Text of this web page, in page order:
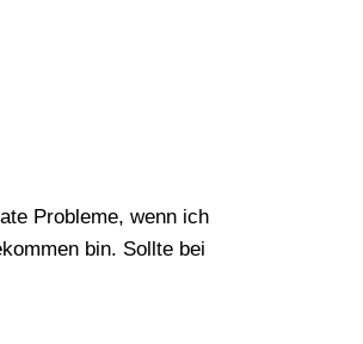
Probleme, wenn ich
bin. Sollte bei